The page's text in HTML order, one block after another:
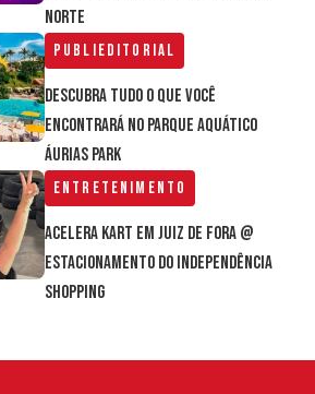
Norte
Publieditorial
Descubra tudo o que você
encontrará no parque aquático
Áurias Park
Entretenimento
Acelera Kart em Juiz de Fora @
estacionamento do Independência
Shopping